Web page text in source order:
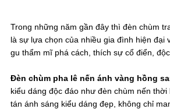
Trong những năm gần đây thì đèn chùm
là sự lựa chọn của nhiều gia đình hiện đại
gu thẩm mĩ phá cách, thích sự cổ điển, độc
Đèn chùm pha lê nến ánh vàng hồng
kiểu dáng độc đáo như đèn chùm nến thời
tán ánh sáng kiểu dáng đẹp, không chỉ